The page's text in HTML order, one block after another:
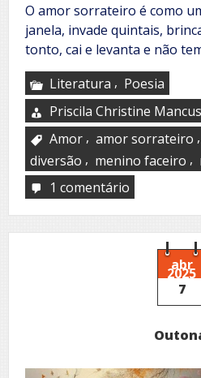
O amor sorrateiro é como
janela, invade quintais,
tonto, cai e levanta e não
Literatura , Poesia
Priscila Christine
Amor , amor sorrateiro ,
diversão , menino faceiro ,
1 comentário
abr
2025
7